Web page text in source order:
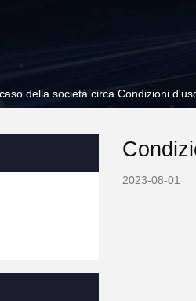
della società circa Condizioni
2023-08-01